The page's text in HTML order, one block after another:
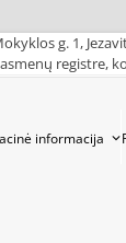
g. 1,
registre,
informacija